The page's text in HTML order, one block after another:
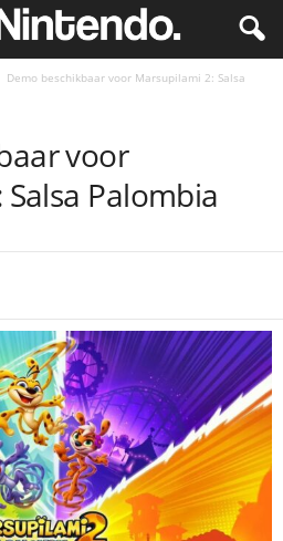
Demo beschikbaar voor Marsupilami 2: Salsa
voor
Palombia